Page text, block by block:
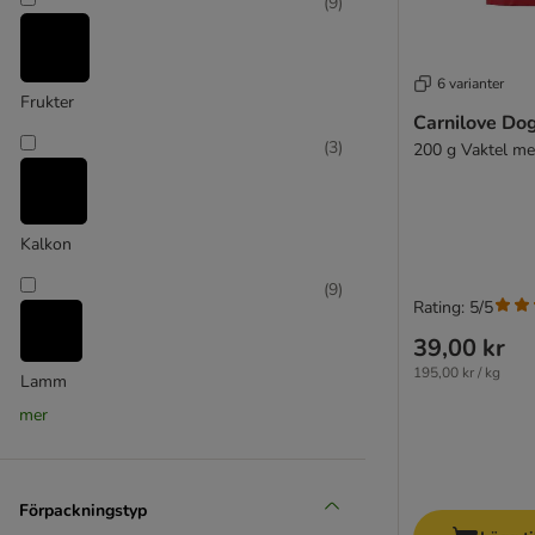
Fleischeslust
George & Bobs
Green Petfood
Happy Dog
Hill's
Hunter
Josera
Lucky Jim
Frukter
Kalkon
(3)
Lamm
(9)
Lax
mer
Förpackningstyp
6 varianter
Carnilove
200 g Vaktel
39,00 kr
195,00 kr / kg
Rating: 5/5